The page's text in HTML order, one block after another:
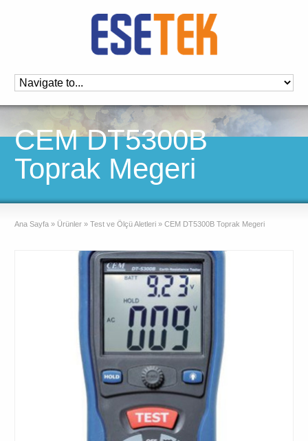
CEM DT5300B
Toprak Megeri
Ana Sayfa » Ürünler » Test ve Ölçü Aletleri » CEM DT5300B Toprak Megeri